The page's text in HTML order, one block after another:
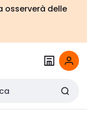
osserverà delle